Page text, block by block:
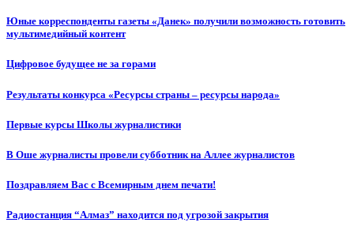
Юные корреспонденты газеты «Данек» получили возможность готовить
мультимедийный контент
Цифровое будущее не за горами
Результаты конкурса «Ресурсы страны – ресурсы народа»
Первые курсы Школы журналистики
В Оше журналисты провели субботник на Аллее журналистов
Поздравляем Вас с Всемирным днем печати!
Радиостанция “Алмаз” находится под угрозой закрытия